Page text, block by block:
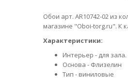
Обои арт. AR10742-02 из
магазине "Oboi-torg.ru". К
Характеристики:
Интерьер - для зала.
Основа - Флизелин
Тип - виниловые